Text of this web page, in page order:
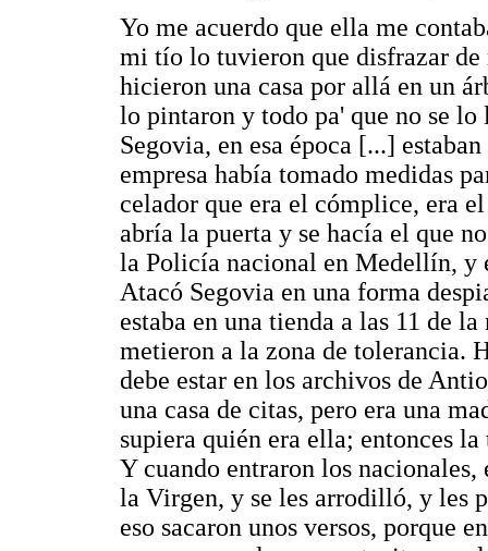
Yo me acuerdo que ella me
mi tío lo tuvieron que disfrazar
hicieron una casa por allá en un
lo pintaron y todo pa' que no se lo
Segovia, en esa época [...]
empresa había tomado medidas
celador que era el cómplice, era
abría la puerta y se hacía el que
la Policía nacional en Medellín, y
Atacó Segovia en una forma
estaba en una tienda a las 11 de
metieron a la zona de tolerancia.
debe estar en los archivos de
una casa de citas, pero era una
supiera quién era ella; entonces
Y cuando entraron los
la Virgen, y se les arrodilló, y les
eso sacaron unos versos, porque